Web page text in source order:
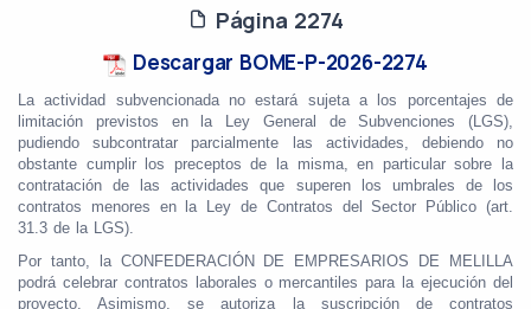
Página 2274
Descargar BOME-P-2026-2274
La actividad subvencionada no estará sujeta a los porcentajes de
limitación previstos en la Ley General de Subvenciones (LGS),
pudiendo subcontratar parcialmente las actividades, debiendo no
obstante cumplir los preceptos de la misma, en particular sobre la
contratación de las actividades que superen los umbrales de los
contratos menores en la Ley de Contratos del Sector Público (art.
31.3 de la LGS).
Por tanto, la CONFEDERACIÓN DE EMPRESARIOS DE MELILLA
podrá celebrar contratos laborales o mercantiles para la ejecución del
proyecto. Asimismo, se autoriza la suscripción de contratos